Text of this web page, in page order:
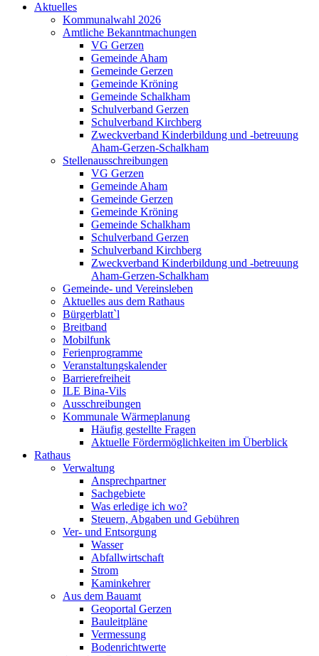
Aktuelles
Kommunalwahl 2026
Amtliche Bekanntmachungen
VG Gerzen
Gemeinde Aham
Gemeinde Gerzen
Gemeinde Kröning
Gemeinde Schalkham
Schulverband Gerzen
Schulverband Kirchberg
Zweckverband Kinderbildung und -betreuung
Aham-Gerzen-Schalkham
Stellenausschreibungen
VG Gerzen
Gemeinde Aham
Gemeinde Gerzen
Gemeinde Kröning
Gemeinde Schalkham
Schulverband Gerzen
Schulverband Kirchberg
Zweckverband Kinderbildung und -betreuung
Aham-Gerzen-Schalkham
Gemeinde- und Vereinsleben
Aktuelles aus dem Rathaus
Bürgerblatt`l
Breitband
Mobilfunk
Ferienprogramme
Veranstaltungskalender
Barrierefreiheit
ILE Bina-Vils
Ausschreibungen
Kommunale Wärmeplanung
Häufig gestellte Fragen
Aktuelle Fördermöglichkeiten im Überblick
Rathaus
Verwaltung
Ansprechpartner
Sachgebiete
Was erledige ich wo?
Steuern, Abgaben und Gebühren
Ver- und Entsorgung
Wasser
Abfallwirtschaft
Strom
Kaminkehrer
Aus dem Bauamt
Geoportal Gerzen
Bauleitpläne
Vermessung
Bodenrichtwerte